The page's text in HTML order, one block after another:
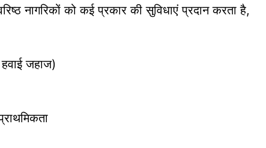
नागरिकों को कई प्रकार की सुविधाएं प्रदान करता है,
जहाज)